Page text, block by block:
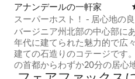
アナンデールの一軒家
スーパーホスト！ - 居心地の
リーコテージ
バージニア州北部の中心部に
年代に建てられた魅力的で広
建ての石造りのコテージです
の首都からわずか20分の居心
かい場所です。 子供、犬、屋